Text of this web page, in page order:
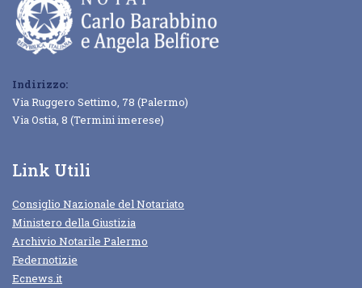
Indirizzo:
Via Ruggero Settimo, 78 (Palermo)
Via Ostia, 8 (Termini imerese)
Link Utili
Consiglio Nazionale del Notariato
Ministero della Giustizia
Archivio Notarile Palermo
Federnotizie
Ecnews.it